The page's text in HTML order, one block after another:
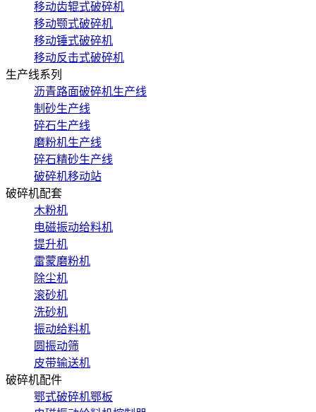
移动齿辊式破碎机
移动颚式破碎机
移动锤式破碎机
移动反击式破碎机
生产线系列
沥青路面破碎机生产线
制砂生产线
碎石生产线
磨粉机生产线
碎石精砂生产线
破碎机移动站
破碎机配套
木粉机
电磁振动给料机
提升机
雷蒙磨粉机
除尘机
滚砂机
洗砂机
振动给料机
圆振动筛
皮带输送机
破碎机配件
鄂式破碎机鄂板